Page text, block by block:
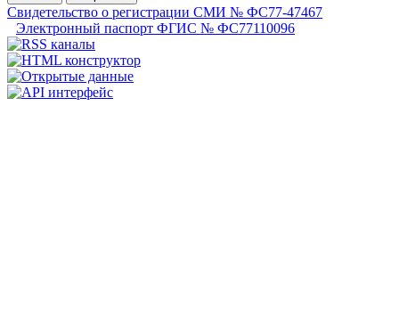
Свидетельство о регистрации СМИ № ФС77-47467
Электронный паспорт ФГИС № ФС77110096